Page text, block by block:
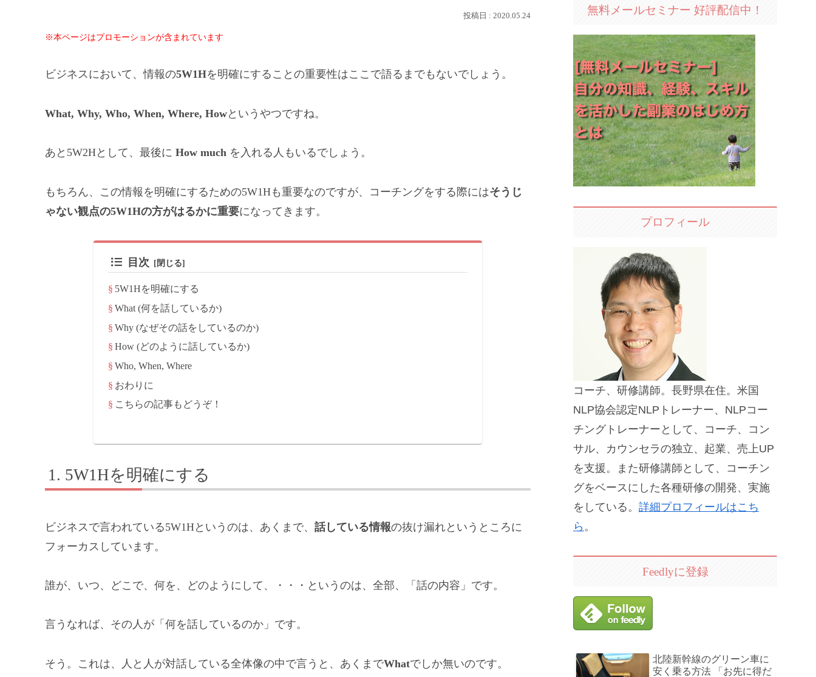
2020.05.24
※本ページはプロモーションが含まれています
ビジネスにおいて、情報の5W1Hを明確にすることの重要性はここで語るまでもないでしょう。
What, Why, Who, When, Where, Howというやつですね。
あと5W2Hとして、最後に How much を入れる人もいるでしょう。
もちろん、この情報を明確にするための5W1Hも重要なのですが、コーチングをする際にはそうじ
ゃない観点の5W1Hの方がはるかに重要になってきます。
目次
5W1Hを明確にする
What (何を話しているか)
Why (なぜその話をしているのか)
How (どのように話しているか)
Who, When, Where
おわりに
こちらの記事もどうぞ！
5W1Hを明確にする
ビジネスで言われている5W1Hというのは、あくまで、 話している情報の抜け漏れというところに
フォーカスしています。
誰が、いつ、どこで、何を、どのようにして、・・・というのは、全部、「話の内容」です。
言うなれば、その人が「何を話しているのか」です。
そう。これは、人と人が対話している全体像の中で言うと、あくまでWhatでしか無いのです。
無料メールセミナー 好評配信中！
プロフィール
コーチ、研修講師。長野県在住。米国
NLP協会認定NLPトレーナー、NLPコー
チングトレーナーとして、コーチ、コン
サル、カウンセラの独立、起業、売上UP
を支援。また研修講師として、コーチン
グをベースにした各種研修の開発、実施
をしている。 詳細プロフィールはこち
ら 。
Feedlyに登録
北陸新幹線のグリーン車に
安く乗る方法 「お先に得だ